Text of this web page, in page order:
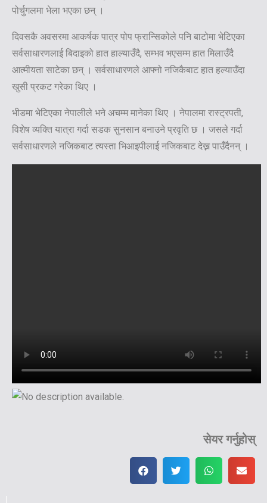
पोर्चुगलमा भेला भएका छन् ।
दिवसकै अवसरमा आकर्षक पात्र पोप फ्रान्सिकोले पनि बाटोमा भेटिएका
सर्वसाधारणलाई बिदाइको हात हाल्याउँदै, सम्भव भएसम्म हात मिलाउँदै
आत्मीयता साटेका छन् । सर्वसाधारणले आफ्नो नजिकैबाट हात हल्याउँदा
खुसी प्रकट गरेका थिए ।
भीडमा भेटिएका नेपालीले भने अचम्म मानेका थिए । नेपालमा रास्ट्रपती,
विशेष व्यक्ति यात्रा गर्दा सडक सुनसान बनाउने प्रवृति छ । जसले गर्दा
सर्वसाधारणले नजिकबाट त्यस्ता भिआइपीलाई नजिकबाट देख्न पाउँदैनन् ।
सेयर गर्नुहोस्